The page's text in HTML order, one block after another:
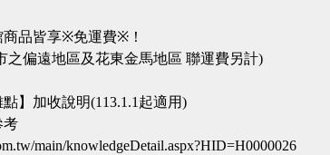
品皆享※免運費※！
之偏遠地區及花東金馬地區 聯運費另計)
】加收說明(113.1.1起適用)
考
main/knowledgeDetail.aspx?HID=H0000026